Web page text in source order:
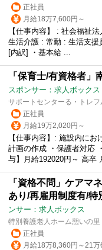
正社員
月給18万7,600円～
【仕事内容】 : 社会福祉
生活介護 : 常勤 : 生活支援
[内訳] ・基本給 ...
「保育士/有資格者
スポンサー：求人ボックス
サポートセンターる・トレ
正社員
月給19万2,020円～
【仕事内容】: 施設内に
計画の作成 ・保護者対応
与】月給192020円～ 高卒
「資格不問」ケアマ
あり/再雇用制度有/
ンサー：求人ボックス
特別養護老人ホーム憩いの
正社員
月給18万8,360円～21万